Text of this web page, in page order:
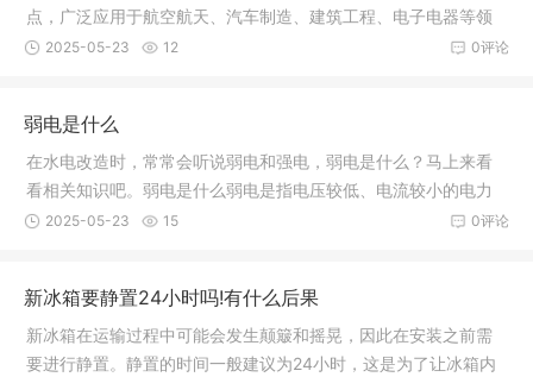
点，广泛应用于航空航天、汽车制造、建筑工程、电子电器等领
域。那么
0评论
2025-05-23 12
弱电是什么
在水电改造时，常常会听说弱电和强电，弱电是什么？马上来看
看相关知识吧。弱电是什么弱电是指电压较低、电流较小的电力
系统，通
0评论
2025-05-23 15
新冰箱要静置24小时吗!有什么后果
新冰箱在运输过程中可能会发生颠簸和摇晃，因此在安装之前需
要进行静置。静置的时间一般建议为24小时，这是为了让冰箱内